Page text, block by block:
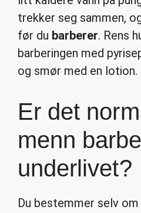
trekker seg sammen,
før du barberer. Rens
barberingen med
og smør med en lotion.
Er det
menn
underlivet?
Du bestemmer selv om